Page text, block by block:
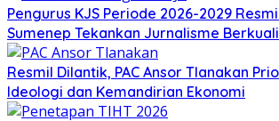
Pengurus KJS Periode 2026-2029
Sumenep Tekankan Jurnalisme
Resmil Dilantik, PAC Ansor Tlanakan
Ideologi dan Kemandirian Ekonomi